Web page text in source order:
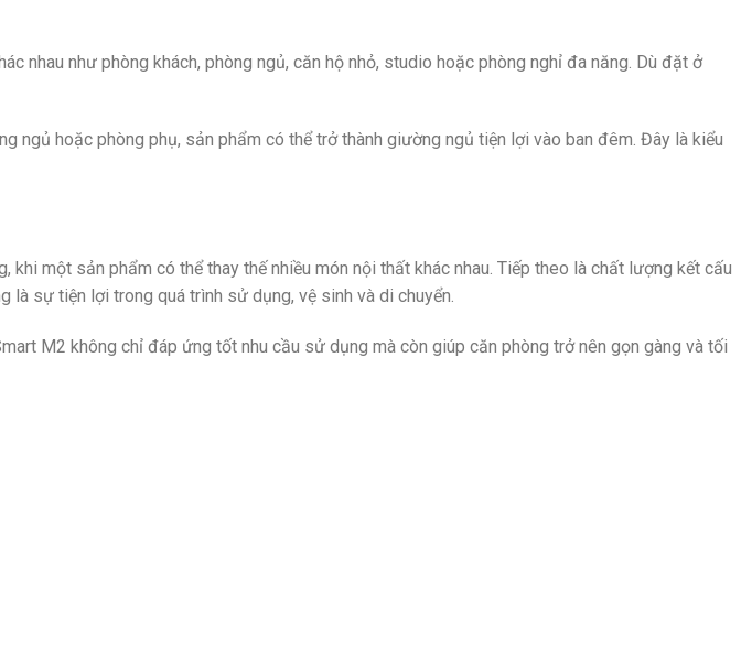
nhau như phòng khách, phòng ngủ, căn hộ nhỏ, studio hoặc phòng nghỉ đa năng. Dù đặt ở
ngủ hoặc phòng phụ, sản phẩm có thể trở thành giường ngủ tiện lợi vào ban đêm. Đây là kiểu
một sản phẩm có thể thay thế nhiều món nội thất khác nhau. Tiếp theo là chất lượng kết cấu
là sự tiện lợi trong quá trình sử dụng, vệ sinh và di chuyển.
M2 không chỉ đáp ứng tốt nhu cầu sử dụng mà còn giúp căn phòng trở nên gọn gàng và tối